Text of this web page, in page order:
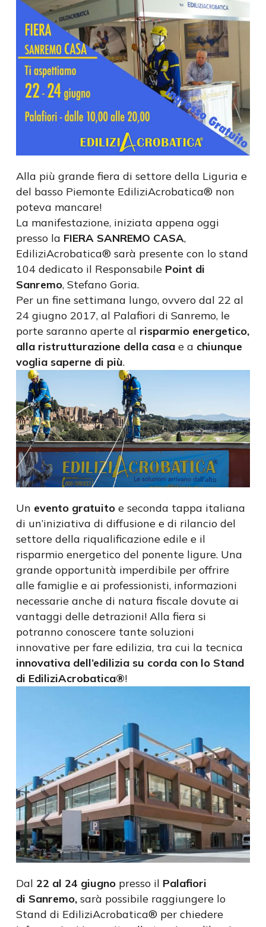
Alla più grande fiera di settore della Liguria e
del basso Piemonte EdiliziAcrobatica® non
poteva mancare!
La manifestazione, iniziata appena oggi
presso la FIERA SANREMO CASA,
EdiliziAcrobatica® sarà presente con lo stand
104 dedicato il Responsabile Point di
Sanremo, Stefano Goria.
Per un fine settimana lungo, ovvero dal 22 al
24 giugno 2017, al Palafiori di Sanremo, le
porte saranno aperte al risparmio energetico,
alla ristrutturazione della casae a chiunque
voglia saperne di più.
Un evento gratuito e seconda tappa italiana
di un’iniziativa di diffusione e di rilancio del
settore della riqualificazione edile e il
risparmio energetico del ponente ligure. Una
grande opportunità imperdibile per offrire
alle famiglie e ai professionisti, informazioni
necessarie anche di natura fiscale dovute ai
vantaggi delle detrazioni! Alla fiera si
potranno conoscere tante soluzioni
innovative per fare edilizia, tra cui la tecnica
innovativa dell’edilizia su corda con lo Stand
di EdiliziAcrobatica®!
Dal 22 al 24 giugnopresso il Palafiori
di Sanremo, sarà possibile raggiungere lo
Stand di EdiliziAcrobatica® per chiedere